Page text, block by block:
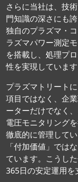
さらに当社は、技
門知識の深さにも
独自のプラズマ・
ラズマパワー測定
を搭載し、処理プ
性を実現しています
プラズマトリート
項目ではなく、企
ーターだけでなく
電圧モニタリング
徹底的に管理して
「付加価値」では
ています。こうし
365日の安定運用を